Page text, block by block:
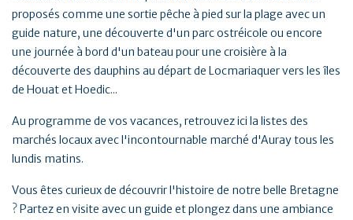
proposés comme une sortie pêche à pied sur la plage avec un
guide nature, une découverte d'un parc ostréicole ou encore
une journée à bord d'un bateau pour une croisière à la
découverte des dauphins au départ de Locmariaquer vers les îles
de Houat et Hoedic...
Au programme de vos vacances, retrouvez ici la listes des
marchés locaux avec l'incontournable marché d'Auray tous les
lundis matins.
Vous êtes curieux de découvrir l'histoire de notre belle Bretagne
? Partez en visite avec un guide et plongez dans une ambiance